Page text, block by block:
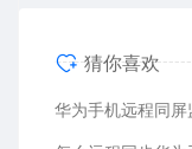
猜你喜欢